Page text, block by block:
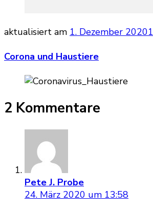
aktualisiert am 1. Dezember 2020
Corona und Haustiere
2 Kommentare
Pete J. Probe
24. März 2020 um 13:58